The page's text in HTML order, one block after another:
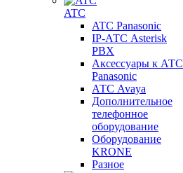
ATC
ATC Panasonic
IP-АТС Asterisk
PBX
Аксессуары к АТС
Panasonic
АТС Avaya
Дополнительное
телефонное
оборудование
Оборудование
KRONE
Разное